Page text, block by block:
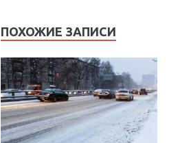
ПОХОЖИЕ ЗАПИСИ